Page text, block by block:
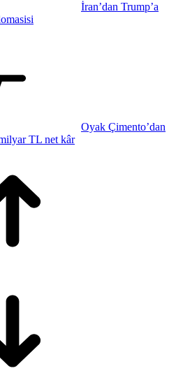
İran’dan Trump’a
Oyak Çimento’dan
TL net kâr